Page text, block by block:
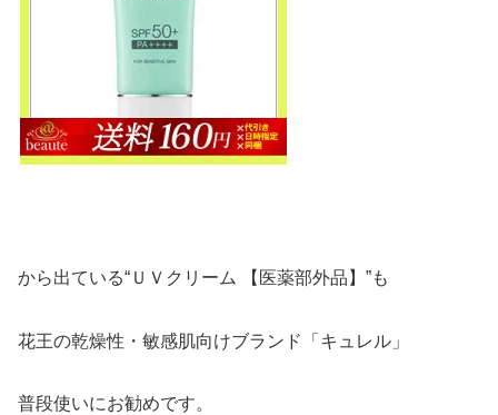
から出ている“ＵＶクリーム 【医薬部外品】”も
花王の乾燥性・敏感肌向けブランド「キュレル」
普段使いにお勧めです。